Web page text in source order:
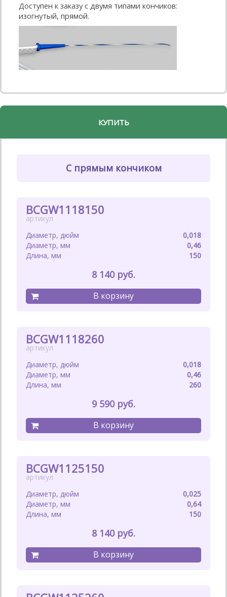
Доступен к заказу с двумя типами кончиков:
изогнутый, прямой.
КУПИТЬ
С прямым кончиком
0,018
0,46
150
BCGW1118150
8 140
0,018
0,46
260
BCGW1118260
9 590
0,025
0,64
150
BCGW1125150
8 140